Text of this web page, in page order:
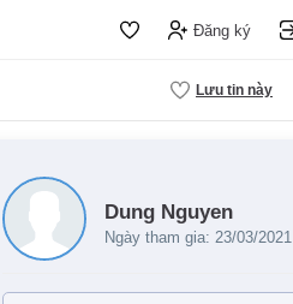
Đăng ký
Lưu tin này
Dung Nguyen
Ngày tham gia: 23/03/2021